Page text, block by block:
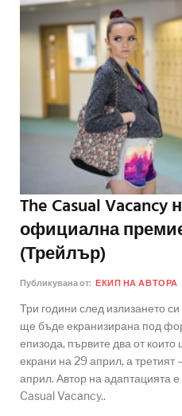
The Casual
официална
(Трейлър)
Публикувана от: ЕКИП НА АВТОРА
Три години след излизането
ще бъде екранизирана под
епизода, първите два от
екрани на 29 април, а
април. Автор на адаптацията
Casual Vacancy..